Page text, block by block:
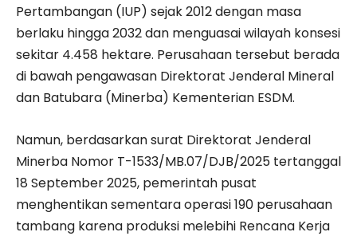
Pertambangan (IUP) sejak 2012 dengan masa
berlaku hingga 2032 dan menguasai wilayah konsesi
sekitar 4.458 hektare. Perusahaan tersebut berada
di bawah pengawasan Direktorat Jenderal Mineral
dan Batubara (Minerba) Kementerian ESDM.
Namun, berdasarkan surat Direktorat Jenderal
Minerba Nomor T-1533/MB.07/DJB/2025 tertanggal
18 September 2025, pemerintah pusat
menghentikan sementara operasi 190 perusahaan
tambang karena produksi melebihi Rencana Kerja